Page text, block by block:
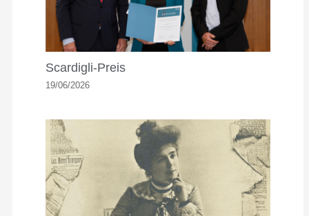
Scardigli-Preis
19/06/2026